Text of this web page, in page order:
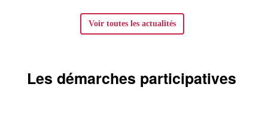
Voir toutes les actualités
Les démarches participatives